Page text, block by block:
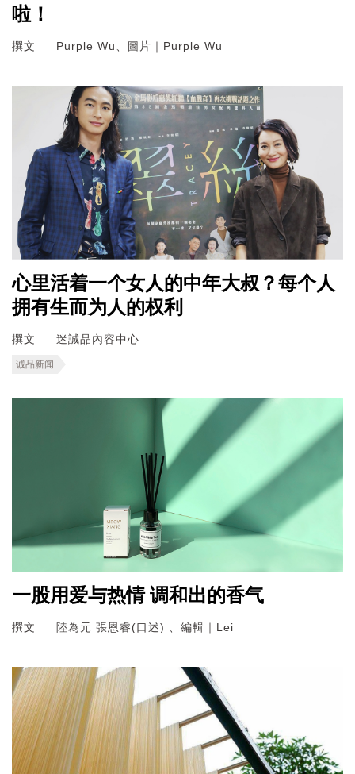
啦！
撰文 Purple Wu、圖片｜Purple Wu
心里活着一个女人的中年大叔？每个人
拥有生而为人的权利
撰文 迷誠品內容中心
诚品新闻
一股用爱与热情 调和出的香气
撰文 陸為元 張恩睿(口述) 、編輯｜Lei